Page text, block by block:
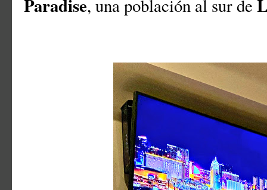
Paradise, una población al sur de